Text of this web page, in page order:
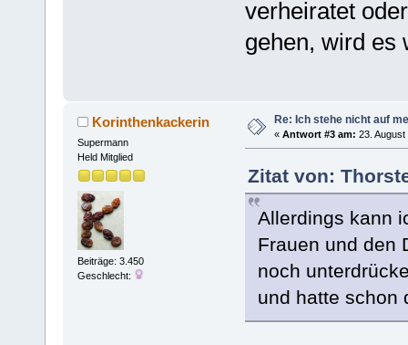
verheiratet
gehen, wird es
Korinthenkackerin
Supermann
Held Mitglied
Beiträge: 3.450
Geschlecht:
Re: Ich stehe nicht auf
« Antwort #3 am: 23.
Zitat von:
Allerdings kann
Frauen und den
noch
und hatte schon